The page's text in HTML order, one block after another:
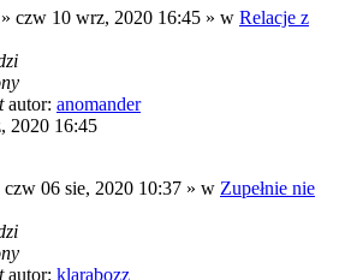
czw 10 wrz, 2020 16:45 » w Relacje z
autor: anomander
2020 16:45
czw 06 sie, 2020 10:37 » w Zupełnie nie
autor: klarabozz